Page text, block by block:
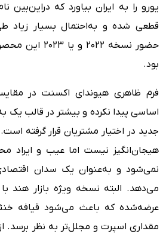
یورو را به ایران بیاورد که دراین‌بین
قطعی شده و به‌احتمال بسیار زیاد
حضور نسخه
بود.
فرم ظاهری هیوندای اکسنت در
اساسی پیدا نکرده و بیشتر در قالب یک
جدید در اختیار مشتریان قرار گرفته
هیجان‌انگیز نیست اما عیب و ایراد
نمی‌شود و به‌عنوان یک سدان اقتصادی
می‌دهد. البته نسخه ویژه بازار هند
عرضه‌شده که باعث می‌شود قیافه
مقداری اسپرت و مجلل‌تر به نظر برسد.